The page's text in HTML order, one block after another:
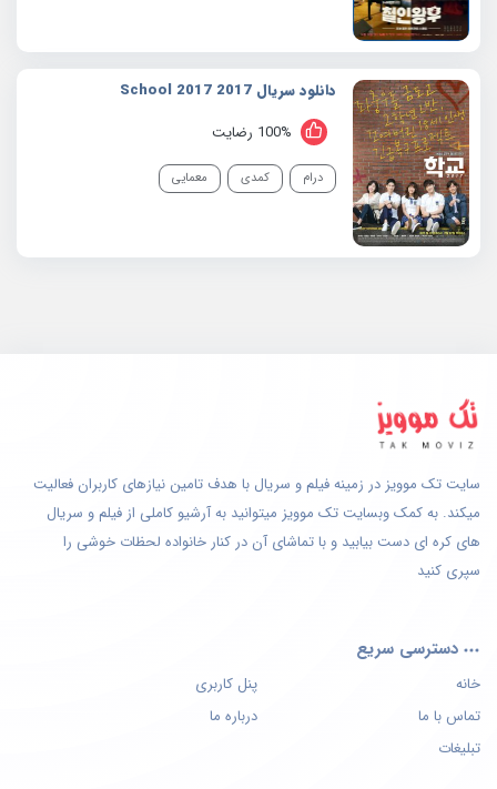
دانلود سریال 2017 School 2017
100% رضایت
درام کمدی معمایی
سایت تک موویز در زمینه فیلم و سریال با هدف تامین نیازهای کاربران فعالیت
میکند. به کمک وبسایت تک موویز میتوانید به آرشیو کاملی از فیلم و سریال
های کره ای دست بیابید و با تماشای آن در کنار خانواده لحظات خوشی را
سپری کنید
دسترسی سریع
خانه
پنل کاربری
تماس با ما
درباره ما
تبلیغات